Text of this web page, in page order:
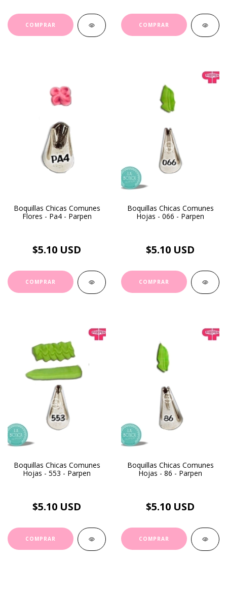
Boquillas Chicas Comunes
Flores - Pa4 - Parpen
$5.10 USD
Boquillas Chicas Comunes
Hojas - 066 - Parpen
$5.10 USD
Boquillas Chicas Comunes
Hojas - 553 - Parpen
$5.10 USD
Boquillas Chicas Comunes
Hojas - 86 - Parpen
$5.10 USD